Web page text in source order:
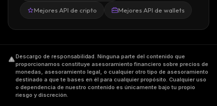
Mejores API de cripto Mejores API de wallets
Descargo de responsabilidad. Ninguna parte del contenido que
proporcionamos constituye asesoramiento financiero sobre precios de
monedas, asesoramiento legal, o cualquier otro tipo de asesoramiento
destinado a que te bases en él para cualquier propósito. Cualquier uso
o dependencia de nuestro contenido es únicamente bajo tu propio
riesgo y discreción.